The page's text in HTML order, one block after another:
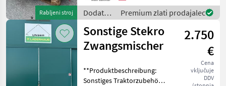
Rabljeni stroj
oder per Mail Ihren Besuch
bekann
Dodatna
oprema
za
traktorje
/
Premium zlati prodajalec
Sonstige Stekro
Zwangsmischer
2.750
€
Cena
vključuje
DDV
**Produktbeschreibung:
Sonstiges Traktorzubehör -